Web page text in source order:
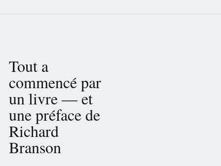
Tout a
commencé par
un livre — et
une préface de
Richard
Branson